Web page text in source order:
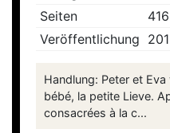
Seiten
416
Veröffentlichung
Handlung: Peter et
bébé, la petite Lieve.
consacrées à la c...